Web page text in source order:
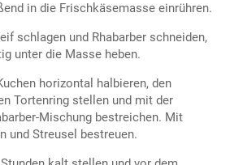
in die Frischkäsemasse einrühren.
schlagen und Rhabarber schneiden,
unter die Masse heben.
horizontal halbieren, den
Tortenring stellen und mit der
Mischung bestreichen. Mit
und Streusel bestreuen.